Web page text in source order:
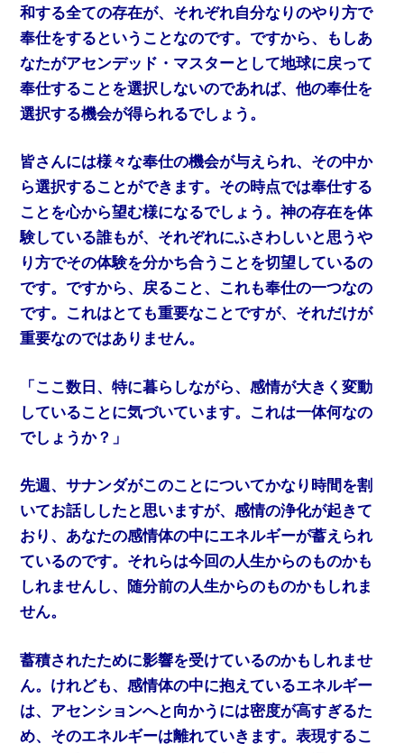
和する全ての存在が、それぞれ自分なりのやり方で
奉仕をするということなのです。ですから、もしあ
なたがアセンデッド・マスターとして地球に戻って
奉仕することを選択しないのであれば、他の奉仕を
選択する機会が得られるでしょう。
皆さんには様々な奉仕の機会が与えられ、その中か
ら選択することができます。その時点では奉仕する
ことを心から望む様になるでしょう。神の存在を体
験している誰もが、それぞれにふさわしいと思うや
り方でその体験を分かち合うことを切望しているの
です。ですから、戻ること、これも奉仕の一つなの
です。これはとても重要なことですが、それだけが
重要なのではありません。
「ここ数日、特に暮らしながら、感情が大きく変動
していることに気づいています。これは一体何なの
でしょうか？」
先週、サナンダがこのことについてかなり時間を割
いてお話ししたと思いますが、感情の浄化が起きて
おり、あなたの感情体の中にエネルギーが蓄えられ
ているのです。それらは今回の人生からのものかも
しれませんし、随分前の人生からのものかもしれま
せん。
蓄積されたために影響を受けているのかもしれませ
ん。けれども、感情体の中に抱えているエネルギー
は、アセンションへと向かうには密度が高すぎるた
め、そのエネルギーは離れていきます。表現するこ